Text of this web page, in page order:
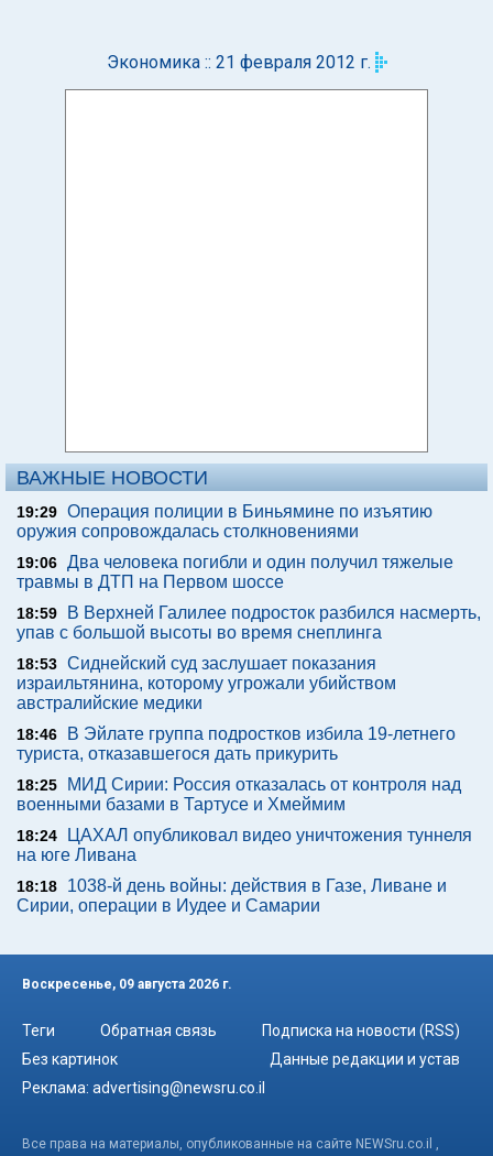
Экономика :: 21 февраля 2012 г.
ВАЖНЫЕ НОВОСТИ
19:29 Операция полиции в Биньямине по изъятию
оружия сопровождалась столкновениями
19:06 Два человека погибли и один получил тяжелые
травмы в ДТП на Первом шоссе
18:59
В Верхней Галилее подросток разбился насмерть,
упав с большой высоты во время снеплинга
18:53 Сиднейский суд заслушает показания
израильтянина, которому угрожали убийством
австралийские медики
18:46
В Эйлате группа подростков избила 19-летнего
туриста, отказавшегося дать прикурить
18:25
МИД Сирии: Россия отказалась от контроля над
военными базами в Тартусе и Хмеймим
18:24
ЦАХАЛ опубликовал видео уничтожения туннеля
на юге Ливана
18:18
1038-й день войны: действия в Газе, Ливане и
Сирии, операции в Иудее и Самарии
Воскресенье, 09 августа 2026 г.
Теги Обратная связь
Подписка на новости (RSS)
Без картинок
Данные редакции и устав
Реклама: advertising@newsru.co.il
Все права на материалы, опубликованные на сайте NEWSru.co.il ,